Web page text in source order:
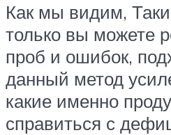
Как мы видим,
только вы можете
проб и ошибок,
данный метод
какие именно
справиться с